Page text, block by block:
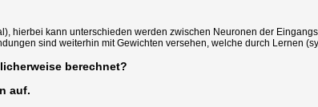
hierbei kann unterschieden werden zwischen Neuronen der
sind weiterhin mit Gewichten versehen, welche durch Lernen
berechnet?
auf.